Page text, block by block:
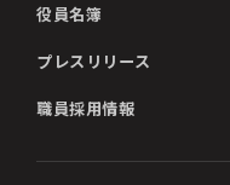
役員名簿
プレスリリース
職員採用情報